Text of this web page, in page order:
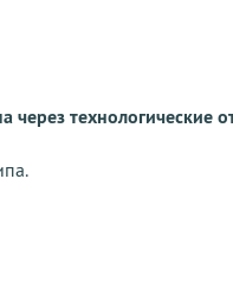
технологические